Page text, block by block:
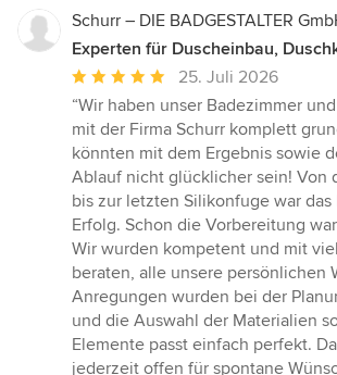
Schurr – DIE BADGESTALTER
Experten für Duscheinbau,
Durchschnittliche
Bewertung:
5
von
5
Sternen
25. Juli 2026
“Wir haben unser Badezimmer
mit der Firma Schurr komplett
könnten mit dem Ergebnis sowie
Ablauf nicht glücklicher sein! Von
bis zur letzten Silikonfuge war
Erfolg. Schon die Vorbereitung
Wir wurden kompetent und mit
beraten, alle unsere persönlichen
Anregungen wurden bei der
und die Auswahl der Materialien
Elemente passt einfach perfekt.
jederzeit offen für spontane